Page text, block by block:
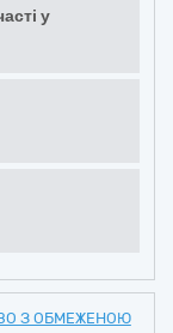
у
З ОБМЕЖЕНОЮ